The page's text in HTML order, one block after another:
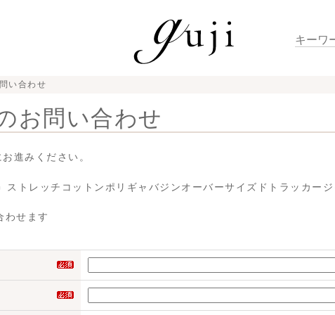
い合わせ
お問い合わせ
進みください。
ストレッチコットンポリギャバジンオーバーサイズドトラッカー
わせます